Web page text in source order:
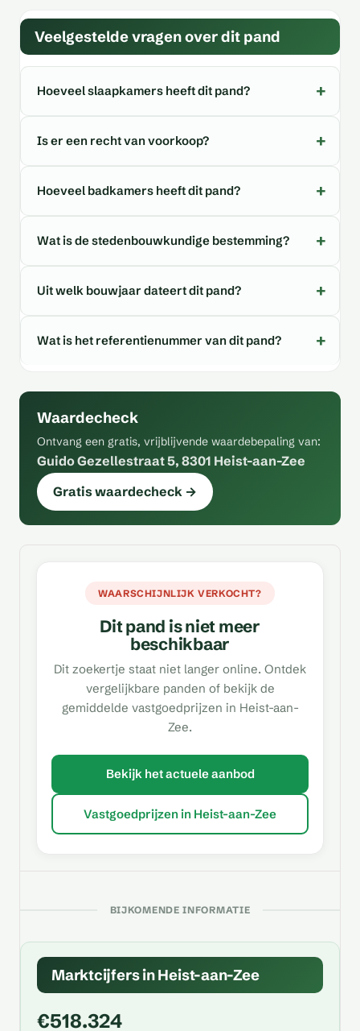
Veelgestelde vragen over dit pand
Hoeveel slaapkamers heeft dit pand?
Is er een recht van voorkoop?
Hoeveel badkamers heeft dit pand?
Wat is de stedenbouwkundige bestemming?
Uit welk bouwjaar dateert dit pand?
Wat is het referentienummer van dit pand?
Waardecheck
Ontvang een gratis, vrijblijvende waardebepaling van:
Guido Gezellestraat 5, 8301 Heist-aan-Zee
Gratis waardecheck →
WAARSCHIJNLIJK VERKOCHT?
Dit pand is niet meer
beschikbaar
Dit zoekertje staat niet langer online. Ontdek
vergelijkbare panden of bekijk de
gemiddelde vastgoedprijzen in Heist-aan-
Zee.
Bekijk het actuele aanbod
Vastgoedprijzen in Heist-aan-Zee
BIJKOMENDE INFORMATIE
Marktcijfers in Heist-aan-Zee
€518.324